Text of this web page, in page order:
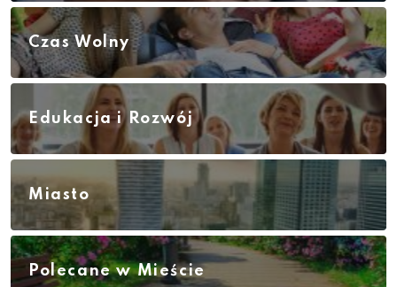
Czas Wolny
Edukacja i Rozwój
Miasto
Polecane w Mieście